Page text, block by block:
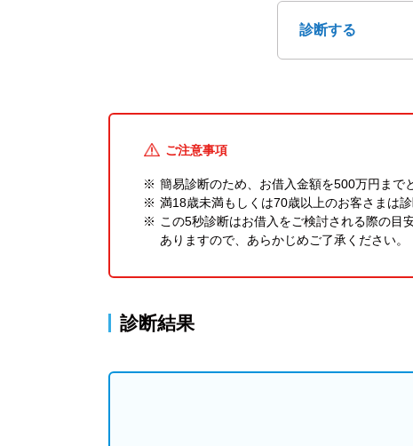
診断する
ご注意事項
※ 簡易診断のため、お借入金額を500万円まで
※ 満18歳未満もしくは70歳以上のお客さまは
※ この5秒診断はお借入をご検討される際の目
ありますので、あらかじめご了承ください。
診断結果